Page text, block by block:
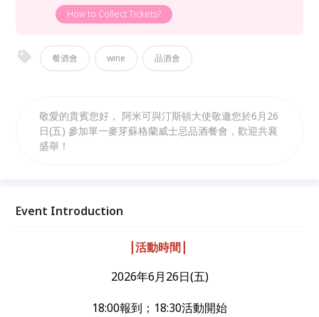
How to Collect Tickets?
餐酒會 wine 品酒會
敬愛的貴賓您好， 阿米可與汀斯頓大使敬邀您於6月26
日(五) 參加單一麥芽蘇格蘭威士忌品酒餐會，歡迎共襄
盛舉！
Event Introduction
∣活動時間∣
2026年6月26日(五)
18:00報到；18:30活動開始